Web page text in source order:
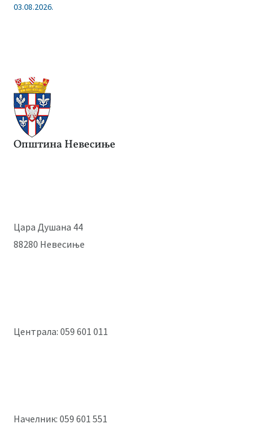
03.08.2026.
Општина Невесиње
Цара Душана 44
88280 Невесиње
Централа: 059 601 011
Начелник: 059 601 551